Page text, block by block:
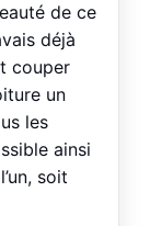
de ce
déjà
couper
un
les
ainsi
soit